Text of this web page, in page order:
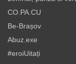
CO.PA.CU
Be-Brașov
Abuz.exe
#eroiUitați